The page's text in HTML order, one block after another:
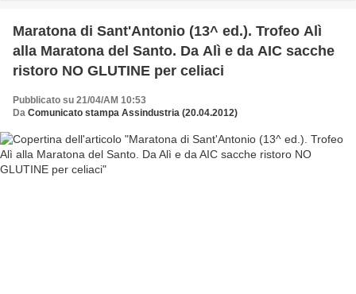
Maratona di Sant'Antonio (13^ ed.). Trofeo Alì
alla Maratona del Santo. Da Alì e da AIC sacche
ristoro NO GLUTINE per celiaci
Pubblicato su 21/04/AM 10:53
Da Comunicato stampa Assindustria (20.04.2012)